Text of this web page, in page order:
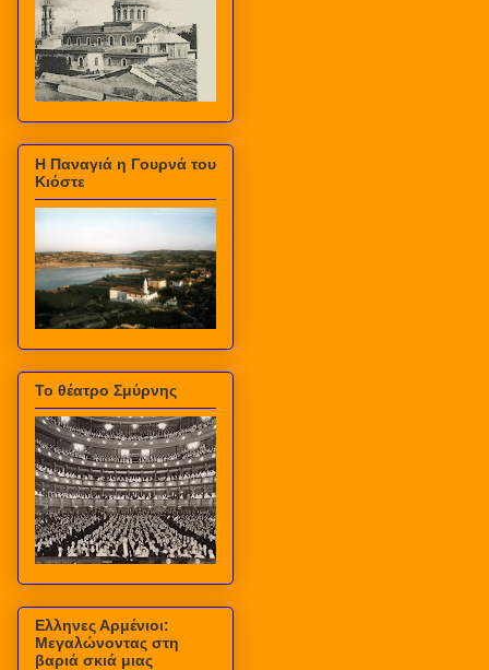
Η Παναγιά η Γουρνά του
Κιόστε
Το θέατρο Σμύρνης
Ελληνες Αρμένιοι:
Μεγαλώνοντας στη
βαριά σκιά μιας